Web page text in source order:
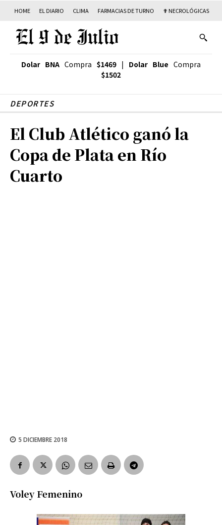
HOME EL DIARIO CLIMA FARMACIAS DE TURNO ✟ NECROLÓGICAS
Dolar BNA Compra $1469 | Dolar Blue Compra
$1502
DEPORTES
El Club Atlético ganó la
Copa de Plata en Río
Cuarto
5 DICIEMBRE 2018
Voley Femenino